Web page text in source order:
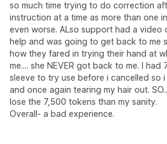
so much time trying to do correction
instruction at a time as more than one
even worse. ALso support had a video
help and was going to get back to me
how they fared in trying their hand at
me.... she NEVER got back to me. I
sleeve to try use before i cancelled so
and once again tearing my hair out.
lose the 7,500 tokens than my sanity.
Overall- a bad experience.